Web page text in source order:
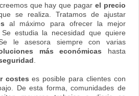
creemos que hay que pagarel precio
se realiza. Tratamos de ajustar
al máximo para ofrecer la mejor
estudia la necesidad que quiere
le asesora siempre con varias
más económicas hasta
costes es posible para clientes con
De esta forma, comunidades de